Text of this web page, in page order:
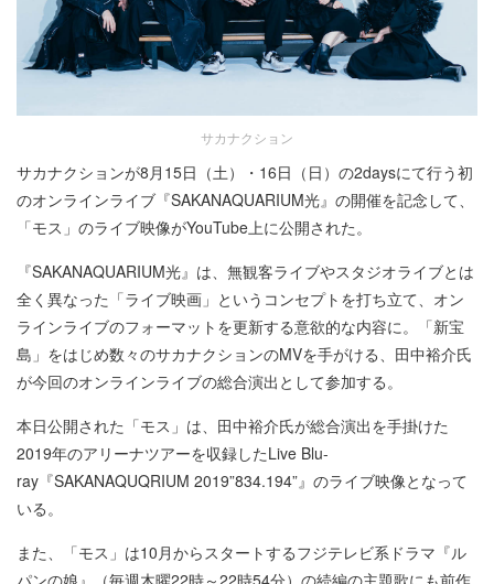
サカナクション
サカナクションが8月15日（土）・16日（日）の2daysにて行う初
のオンラインライブ『SAKANAQUARIUM光』の開催を記念して、
「モス」のライブ映像がYouTube上に公開された。
『SAKANAQUARIUM光』は、無観客ライブやスタジオライブとは
全く異なった「ライブ映画」というコンセプトを打ち立て、オン
ラインライブのフォーマットを更新する意欲的な内容に。「新宝
島」をはじめ数々のサカナクションのMVを手がける、田中裕介氏
が今回のオンラインライブの総合演出として参加する。
本日公開された「モス」は、田中裕介氏が総合演出を手掛けた
2019年のアリーナツアーを収録したLive Blu-
ray『SAKANAQUQRIUM 2019”834.194”』のライブ映像となって
いる。
また、「モス」は10月からスタートするフジテレビ系ドラマ『ル
パンの娘』（毎週木曜22時～22時54分）の続編の主題歌にも前作